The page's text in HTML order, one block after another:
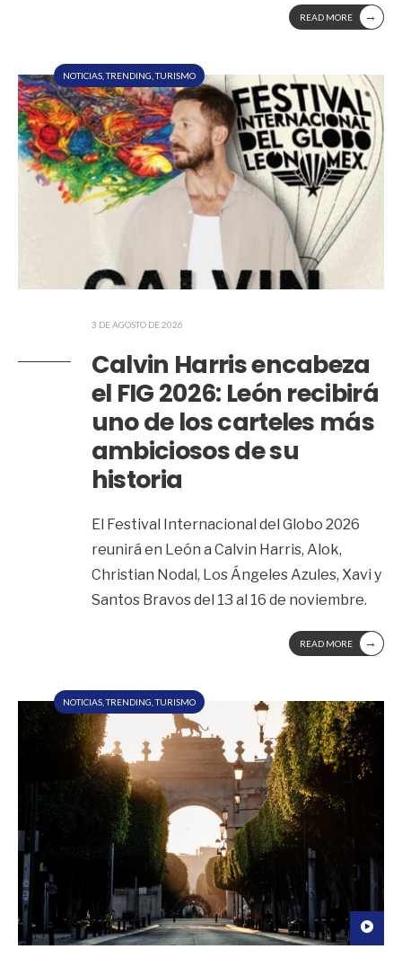
READ MORE →
NOTICIAS ,TRENDING ,TURISMO
3 DE AGOSTO DE 2026
Calvin Harris encabeza
el FIG 2026: León recibirá
uno de los carteles más
ambiciosos de su
historia
El Festival Internacional del Globo 2026
reunirá en León a Calvin Harris, Alok,
Christian Nodal, Los Ángeles Azules, Xavi y
Santos Bravos del 13 al 16 de noviembre.
READ MORE →
NOTICIAS ,TRENDING ,TURISMO